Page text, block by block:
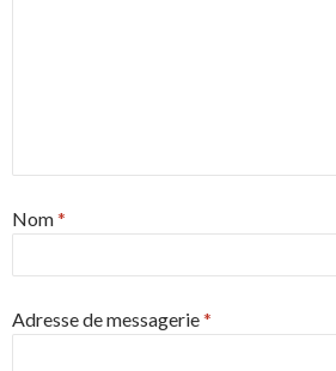
Nom*
Adresse de messagerie*